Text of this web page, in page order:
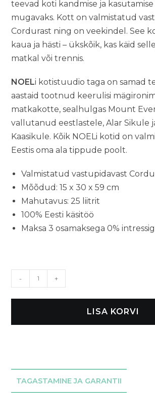
teevad koti kandmise ja kasutamise
mugavaks. Kott on valmistatud
Cordurast ning on veekindel. See
kaua ja hästi – ükskõik, kas käid
matkal või trennis.
NOELi kotistuudio taga on samad
aastaid tootnud keerulisi
matkakotte, sealhulgas Mount
vallutanud eestlastele, Alar Sikule
Kaasikule. Kõik NOELi kotid on
Eestis oma ala tippude poolt.
Valmistatud vastupidavast
Mõõdud: 15 x 30 x 59 cm
Mahutavus: 25 liitrit
100% Eesti käsitöö
Maksa 3 osamaksega 0%
25L
seljakott
- +
LISA KORVI
TAGASTAMINE JA GARANTII